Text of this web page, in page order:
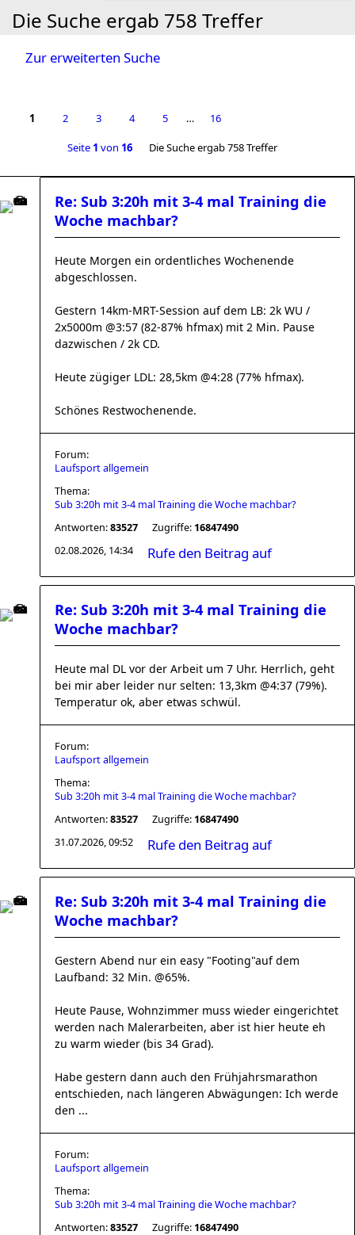
Die Suche ergab 758 Treffer
Zur erweiterten Suche
1 2 3 4 5 … 16
Seite 1 von 16 Die Suche ergab 758 Treffer
Re: Sub 3:20h mit 3-4 mal Training die
Woche machbar?
Heute Morgen ein ordentliches Wochenende
abgeschlossen.
Gestern 14km-MRT-Session auf dem LB: 2k WU /
2x5000m @3:57 (82-87% hfmax) mit 2 Min. Pause
dazwischen / 2k CD.
Heute zügiger LDL: 28,5km @4:28 (77% hfmax).
Schönes Restwochenende.
Forum:
Laufsport allgemein
Thema:
Sub 3:20h mit 3-4 mal Training die Woche machbar?
Antworten:83527 Zugriffe: 16847490
02.08.2026, 14:34
Rufe den Beitrag auf
Re: Sub 3:20h mit 3-4 mal Training die
Woche machbar?
Heute mal DL vor der Arbeit um 7 Uhr. Herrlich, geht
bei mir aber leider nur selten: 13,3km @4:37 (79%).
Temperatur ok, aber etwas schwül.
Forum:
Laufsport allgemein
Thema:
Sub 3:20h mit 3-4 mal Training die Woche machbar?
Antworten:83527 Zugriffe: 16847490
31.07.2026, 09:52
Rufe den Beitrag auf
Re: Sub 3:20h mit 3-4 mal Training die
Woche machbar?
Gestern Abend nur ein easy "Footing"auf dem
Laufband: 32 Min. @65%.
Heute Pause, Wohnzimmer muss wieder eingerichtet
werden nach Malerarbeiten, aber ist hier heute eh
zu warm wieder (bis 34 Grad).
Habe gestern dann auch den Frühjahrsmarathon
entschieden, nach längeren Abwägungen: Ich werde
den ...
Forum:
Laufsport allgemein
Thema:
Sub 3:20h mit 3-4 mal Training die Woche machbar?
Antworten:83527 Zugriffe: 16847490